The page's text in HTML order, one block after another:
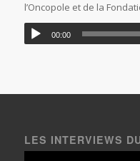
l’Oncopole et de la
00:00
LES INTERVIEWS